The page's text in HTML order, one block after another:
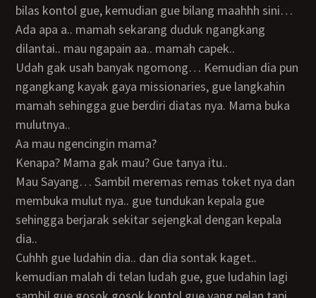
bilas kontol gue, kemudian gue bilang maahhh sini…
Ada apa a.. mamah sekarang duduk ngangkang
dilantai.. mau ngapain aa.. mamah capek..
Udah gak usah banyak ngomong… Kemudian dia pun
ngangkang kayak gaya missionaries, gue langkahin
mamah sehingga gue berdiri diatas nya. Mama buka
mulutnya..
Aa mau ngencingin mama?
Kenapa? Mama gak mau? Gue tanya itu..
Mau Sayang… Sambil meremas remas toket nya dan
membuka mulut nya.. gue tundukan kepala gue
sehingga berjarak sekitar sejengkal dengan kepala
dia..
Cuhhh gue ludahin dia.. dan dia sontak kaget..
kemudian malah di telan ludah gue, gue ludahin lagi